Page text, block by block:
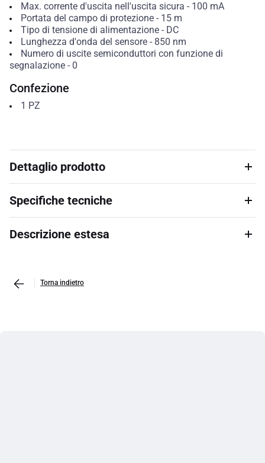
Max. corrente d'uscita nell'uscita sicura - 100 mA
Portata del campo di protezione- 15 m
Tipo di tensione di alimentazione- DC
Lunghezza d'onda del sensore- 850 nm
Numero di uscite semiconduttori con funzione di
segnalazione - 0
Confezione
1 PZ
Dettaglio prodotto
Specifiche tecniche
Descrizione estesa
Torna indietro